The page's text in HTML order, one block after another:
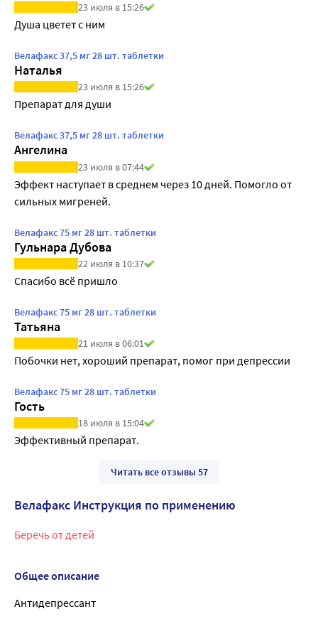
23 июля в 15:26
Душа цветет с ним
Велафакс 37,5 мг 28 шт. таблетки
Наталья
23 июля в 15:26
Препарат для души
Велафакс 37,5 мг 28 шт. таблетки
Ангелина
23 июля в 07:44
Эффект наступает в среднем через 10 дней. Помогло от
сильных мигреней.
Велафакс 75 мг 28 шт. таблетки
Гульнара Дубова
22 июля в 10:37
Спасибо всё пришло
Велафакс 75 мг 28 шт. таблетки
Татьяна
21 июля в 06:01
Побочки нет, хороший препарат, помог при депрессии
Велафакс 75 мг 28 шт. таблетки
Гость
18 июля в 15:04
Эффективный препарат.
Читать все отзывы 57
Велафакс Инструкция по применению
Беречь от детей
Общее описание
Антидепрессант